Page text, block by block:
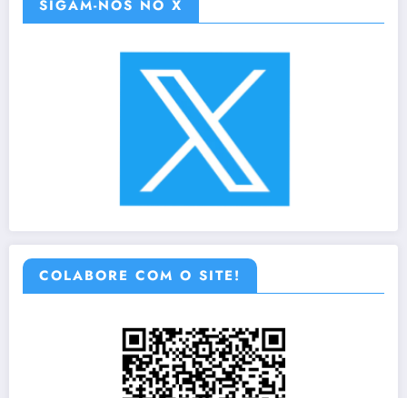
SIGAM-NOS NO X
COLABORE COM O SITE!